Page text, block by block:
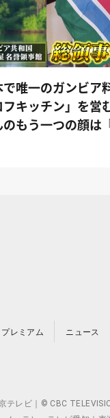
で唯一のガンビア
フキッチン」を営
のもう一つの顔は
プレミアム ニュース
レビ｜© CBC